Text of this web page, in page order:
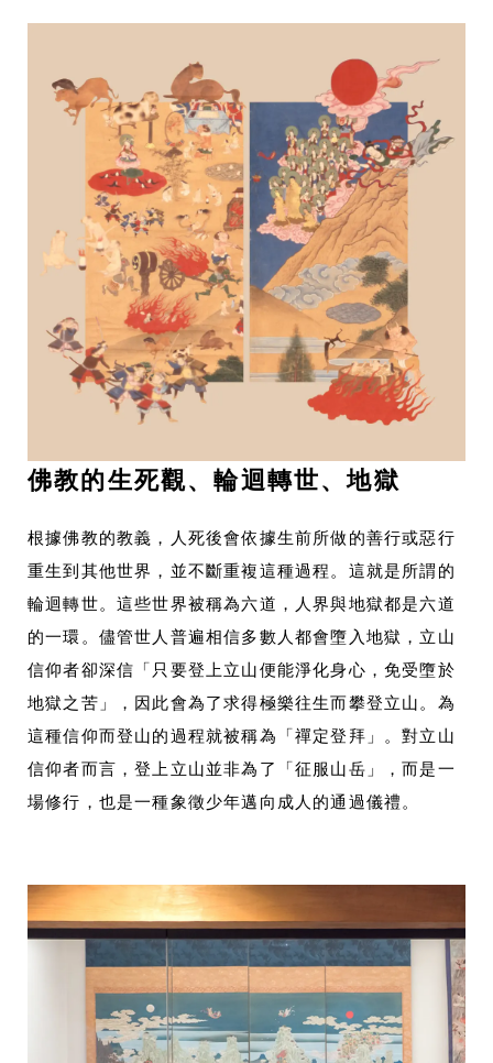
佛教的生死觀、輪迴轉世、地獄
根據佛教的教義，人死後會依據生前所做的善行或惡行
重生到其他世界，並不斷重複這種過程。這就是所謂的
輪迴轉世。這些世界被稱為六道，人界與地獄都是六道
的一環。儘管世人普遍相信多數人都會墮入地獄，立山
信仰者卻深信「只要登上立山便能淨化身心，免受墮於
地獄之苦」，因此會為了求得極樂往生而攀登立山。為
這種信仰而登山的過程就被稱為「禪定登拜」。對立山
信仰者而言，登上立山並非為了「征服山岳」，而是一
場修行，也是一種象徵少年邁向成人的通過儀禮。